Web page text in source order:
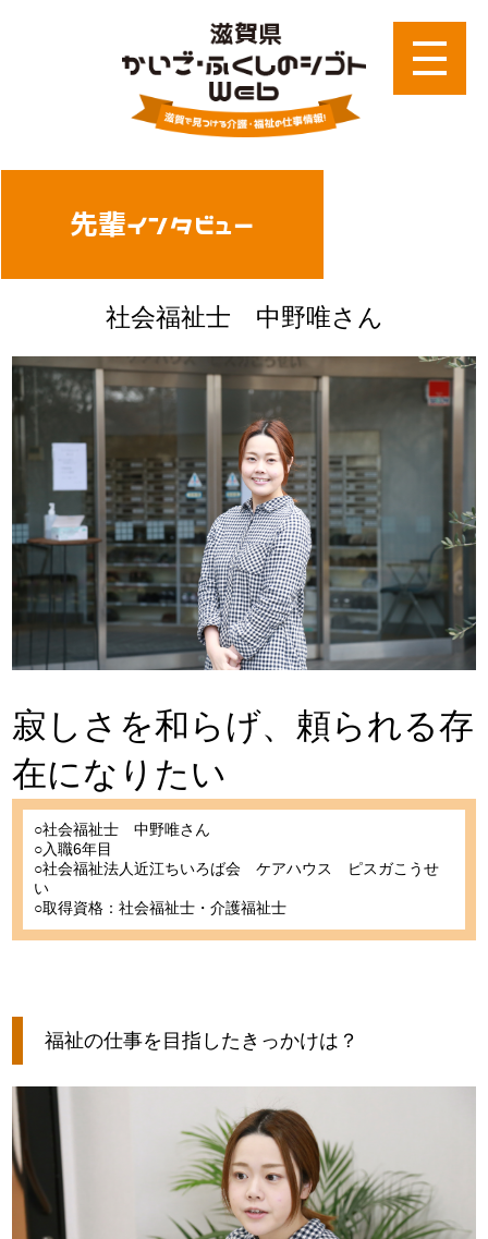
先輩インタビュー
社会福祉士 中野唯さん
寂しさを和らげ、頼られる存
在になりたい
○社会福祉士 中野唯さん
○入職6年目
○社会福祉法人近江ちいろば会 ケアハウス ピスガこうせ
い
○取得資格：社会福祉士・介護福祉士
福祉の仕事を目指したきっかけは？